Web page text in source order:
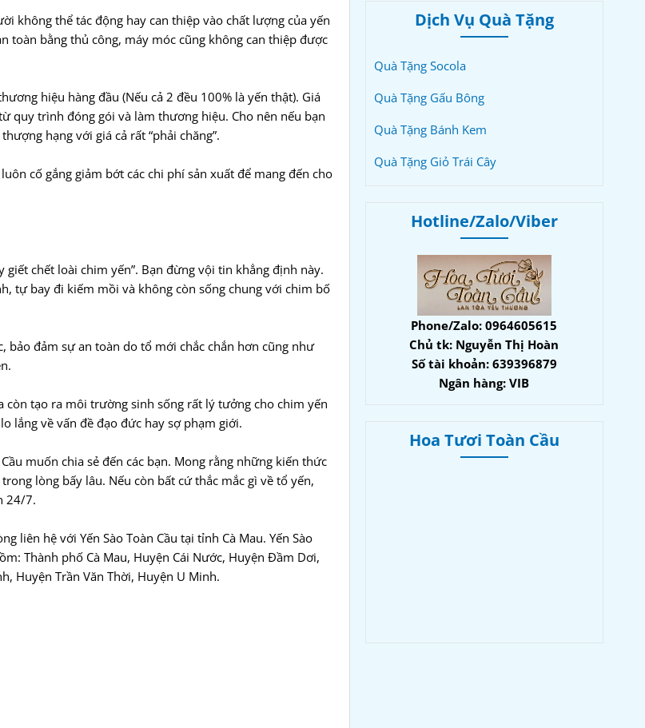
không thể tác động hay can thiệp vào chất lượng của yến
toàn bằng thủ công, máy móc cũng không can thiệp được
hiệu hàng đầu (Nếu cả 2 đều 100% là yến thật). Giá
quy trình đóng gói và làm thương hiệu. Cho nên nếu bạn
hạng với giá cả rất “phải chăng”.
cố gắng giảm bớt các chi phí sản xuất để mang đến cho
chết loài chim yến”. Bạn đừng vội tin khẳng định này.
tự bay đi kiếm mồi và không còn sống chung với chim bố
đảm sự an toàn do tổ mới chắc chắn hơn cũng như
còn tạo ra môi trường sinh sống rất lý tưởng cho chim yến
lắng về vấn đề đạo đức hay sợ phạm giới.
muốn chia sẻ đến các bạn. Mong rằng những kiến thức
lòng bấy lâu. Nếu còn bất cứ thắc mắc gì về tổ yến,
24/7.
liên hệ với Yến Sào Toàn Cầu tại tỉnh Cà Mau. Yến Sào
Thành phố Cà Mau, Huyện Cái Nước, Huyện Đầm Dơi,
Huyện Trần Văn Thời, Huyện U Minh.
Dịch Vụ Quà Tặng
Quà Tặng Socola
Quà Tặng Gấu Bông
Quà Tặng Bánh Kem
Quà Tặng Giỏ Trái Cây
Hotline/Zalo/Viber
Phone/Zalo: 0964605615
Chủ tk: Nguyễn Thị Hoàn
Số tài khoản: 639396879
Ngân hàng: VIB
Hoa Tươi Toàn Cầu